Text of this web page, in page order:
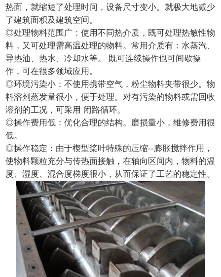
热面，就缩短了处理时间，设备尺寸变小。就极大地减少
了建筑面积及建筑空间。
◎处理物料范围广：使用不同热介质，既可处理热敏性物
料，又可处理需高温处理的物料。常用介质有：水蒸汽、
导热油、热水、冷却水等。 既可连续操作也可间歇操
作，可在很多领域应用。
◎环境污染小：不使用携带空气，粉尘物料夹带很少。物
料溶剂蒸发量很小，便于处理。对有污染的物料或需回收
溶剂的工况，可采用 闭路循环。
◎操作费用低：优化合理的结构。磨损量小，维修费用很
低。
◎操作稳定：由于楔型桨叶特殊的压缩--膨胀搅拌作用，
使物料颗粒充分与传热面接触，在轴向区间内，物料的温
度、湿度、混合度梯度很小，从而保证了工艺的稳定性。